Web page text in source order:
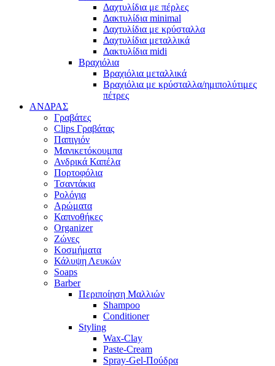
Δαχτυλίδια με πέρλες
Δακτυλίδια minimal
Δαχτυλίδια με κρύσταλλα
Δαχτυλίδια μεταλλικά
Δακτυλίδια midi
Βραχιόλια
Βραχιόλια μεταλλικά
Βραχιόλια με κρύσταλλα/ημιπολύτιμες
πέτρες
ΑΝΔΡΑΣ
Γραβάτες
Clips Γραβάτας
Παπιγιόν
Μανικετόκουμπα
Ανδρικά Καπέλα
Πορτοφόλια
Τσαντάκια
Ρολόγια
Αρώματα
Καπνοθήκες
Organizer
Ζώνες
Κοσμήματα
Κάλυψη Λευκών
Soaps
Barber
Περιποίηση Μαλλιών
Shampoo
Conditioner
Styling
Wax-Clay
Paste-Cream
Spray-Gel-Πούδρα